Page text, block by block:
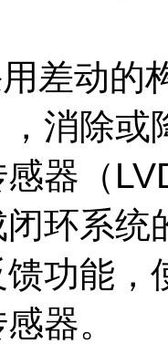
用差动
消除
器（
环系
功能，
器。